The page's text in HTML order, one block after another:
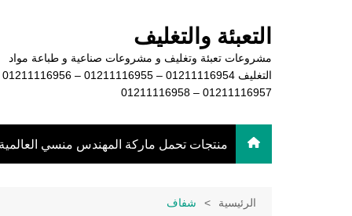
التعبئة والتغليف
مشروعات تعبئة وتغليف و مشروعات صناعية و طباعة مواد
01211116957 – 01211116958
منتجات تحمل ماركة المهندس منسي العالمية
الرئيسية شفاف